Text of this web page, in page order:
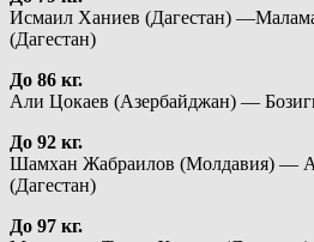
Исмаил Ханиев (Дагестан)
(Дагестан)
До 86 кг.
Али Цокаев (Азербайджан) —
До 92 кг.
Шамхан Жабраилов (Молдавия) —
(Дагестан)
До 97 кг.